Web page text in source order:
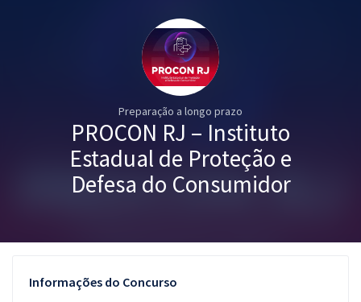
Graduação
Preparação a longo prazo
PROCON RJ – Instituto
Estadual de Proteção e
Defesa do Consumidor
Informações do Concurso